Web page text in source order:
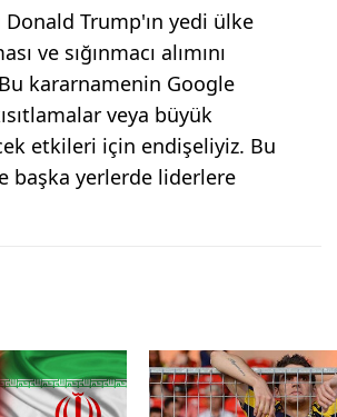
Trump'ın yedi ülke
ve sığınmacı alımını
kararnamenin Google
veya büyük
etkileri için endişeliyiz. Bu
başka yerlerde liderlere